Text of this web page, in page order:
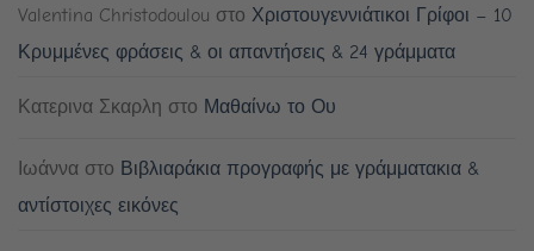
Valentina Christodoulou στο Χριστουγεννιάτικοι Γρίφοι – 10
Κρυμμένες φράσεις & οι απαντήσεις & 24 γράμματα
Κατερινα Σκαρλη στο Μαθαίνω το Ου
Ιωάννα στο Βιβλιαράκια προγραφής με γράμματακια &
αντίστοιχες εικόνες